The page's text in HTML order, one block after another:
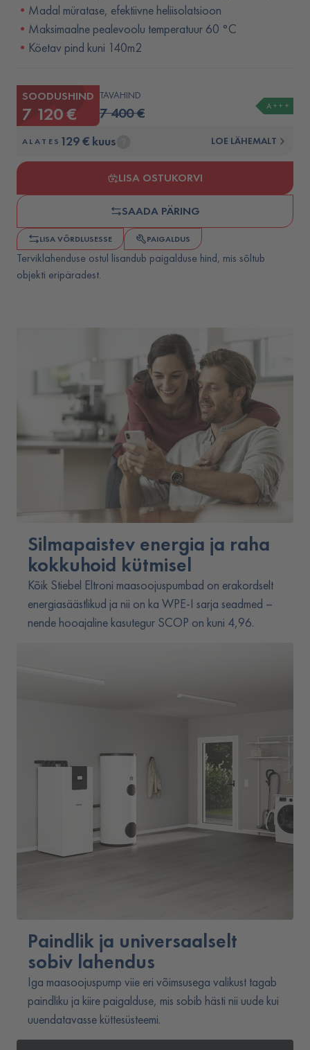
Madal müratase, efektiivne heliisolatsioon
Maksimaalne pealevoolu temperatuur 60 °C
Köetav pind kuni 140m2
SOODUSHIND
7 120 €
TAVAHIND
7 400 € A+++
ALATES 129 € kuus LOE LÄHEMALT
LISA OSTUKORVI
SAADA PÄRING
LISA VÕRDLUSESSE PAIGALDUS
Terviklahenduse ostul lisandub paigalduse hind, mis sõltub
objekti eripäradest.
Silmapaistev energia ja raha
kokkuhoid kütmisel
Kõik Stiebel Eltroni maasoojuspumbad on erakordselt
energiasäästlikud ja nii on ka WPE-I sarja seadmed –
nende hooajaline kasutegur SCOP on kuni 4,96.
Paindlik ja universaalselt
sobiv lahendus
Iga maasoojuspump viie eri võimsusega valikust tagab
paindliku ja kiire paigalduse, mis sobib hästi nii uude kui
uuendatavasse küttesüsteemi.